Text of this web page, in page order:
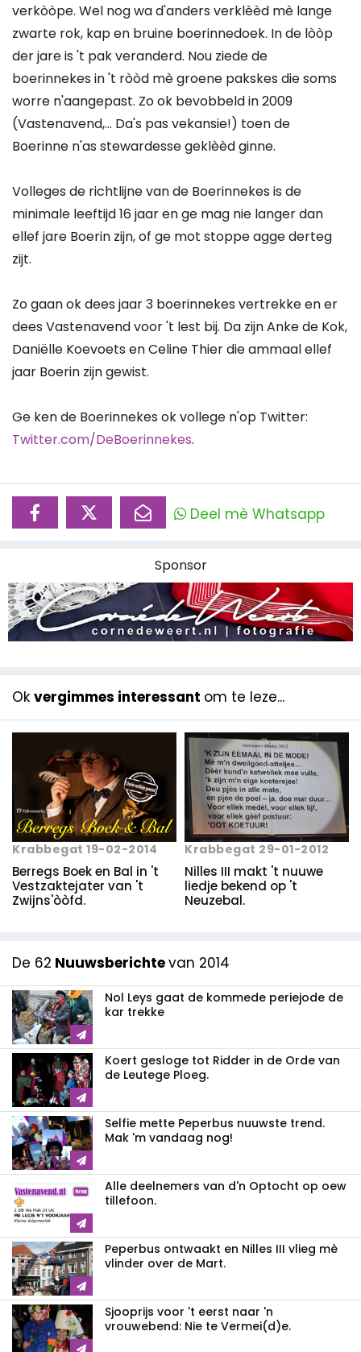
verkòòpe. Wel nog wa d'anders verklèèd mè lange
zwarte rok, kap en bruine boerinnedoek. In de lòòp
der jare is 't pak veranderd. Nou ziede de
boerinnekes in 't ròòd mè groene pakskes die soms
worre n'aangepast. Zo ok bevobbeld in 2009
(Vastenavend,... Da's pas vekansie!) toen de
Boerinne n'as stewardesse geklèèd ginne.
Volleges de richtlijne van de Boerinnekes is de
minimale leeftijd 16 jaar en ge mag nie langer dan
ellef jare Boerin zijn, of ge mot stoppe agge derteg
zijt.
Zo gaan ok dees jaar 3 boerinnekes vertrekke en er
dees Vastenavend voor 't lest bij. Da zijn Anke de Kok,
Daniëlle Koevoets en Celine Thier die ammaal ellef
jaar Boerin zijn gewist.
Ge ken de Boerinnekes ok vollege n'op Twitter:
Twitter.com/DeBoerinnekes.
Deel mè Whatsapp
Sponsor
Ok vergimmes interessant om te leze...
Krabbegat 19-02-2014
Berregs Boek en Bal in 't
Vestzaktejater van 't
Zwijns'òòfd.
Krabbegat 29-01-2012
Nilles III makt 't nuuwe
liedje bekend op 't
Neuzebal.
De 62 Nuuwsberichtevan 2014
Nol Leys gaat de kommede periejode de
kar trekke
Koert gesloge tot Ridder in de Orde van
de Leutege Ploeg.
Selfie mette Peperbus nuuwste trend.
Mak 'm vandaag nog!
Alle deelnemers van d'n Optocht op oew
tillefoon.
Peperbus ontwaakt en Nilles III vlieg mè
vlinder over de Mart.
Sjooprijs voor 't eerst naar 'n
vrouwebend: Nie te Vermei(d)e.